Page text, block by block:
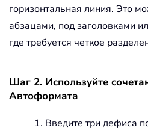
горизонтальная линия. Это
абзацами, под заголовками
где требуется четкое
Шаг 2. Используйте
Автоформата
Введите три дефиса